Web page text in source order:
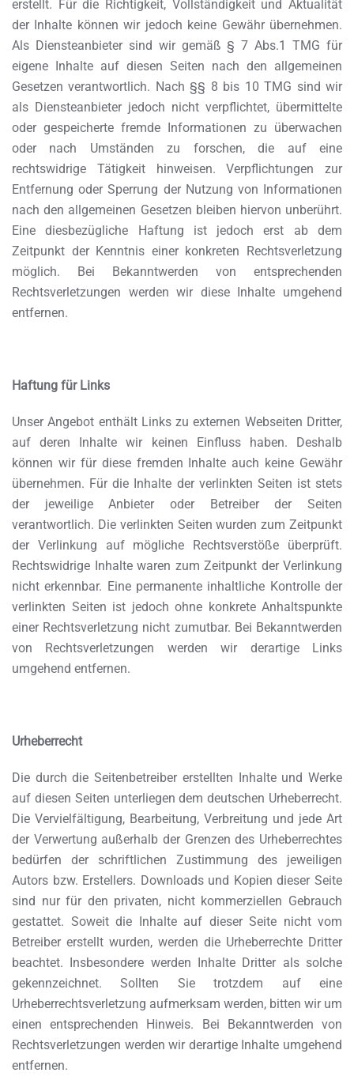
erstellt. Für die Richtigkeit, Vollständigkeit und Aktualität
der Inhalte können wir jedoch keine Gewähr übernehmen.
Als Diensteanbieter sind wir gemäß § 7 Abs.1 TMG für
eigene Inhalte auf diesen Seiten nach den allgemeinen
Gesetzen verantwortlich. Nach §§ 8 bis 10 TMG sind wir
als Diensteanbieter jedoch nicht verpflichtet, übermittelte
oder gespeicherte fremde Informationen zu überwachen
oder nach Umständen zu forschen, die auf eine
rechtswidrige Tätigkeit hinweisen. Verpflichtungen zur
Entfernung oder Sperrung der Nutzung von Informationen
nach den allgemeinen Gesetzen bleiben hiervon unberührt.
Eine diesbezügliche Haftung ist jedoch erst ab dem
Zeitpunkt der Kenntnis einer konkreten Rechtsverletzung
möglich. Bei Bekanntwerden von entsprechenden
Rechtsverletzungen werden wir diese Inhalte umgehend
entfernen.
Haftung für Links
Unser Angebot enthält Links zu externen Webseiten Dritter,
auf deren Inhalte wir keinen Einfluss haben. Deshalb
können wir für diese fremden Inhalte auch keine Gewähr
übernehmen. Für die Inhalte der verlinkten Seiten ist stets
der jeweilige Anbieter oder Betreiber der Seiten
verantwortlich. Die verlinkten Seiten wurden zum Zeitpunkt
der Verlinkung auf mögliche Rechtsverstöße überprüft.
Rechtswidrige Inhalte waren zum Zeitpunkt der Verlinkung
nicht erkennbar. Eine permanente inhaltliche Kontrolle der
verlinkten Seiten ist jedoch ohne konkrete Anhaltspunkte
einer Rechtsverletzung nicht zumutbar. Bei Bekanntwerden
von Rechtsverletzungen werden wir derartige Links
umgehend entfernen.
Urheberrecht
Die durch die Seitenbetreiber erstellten Inhalte und Werke
auf diesen Seiten unterliegen dem deutschen Urheberrecht.
Die Vervielfältigung, Bearbeitung, Verbreitung und jede Art
der Verwertung außerhalb der Grenzen des Urheberrechtes
bedürfen der schriftlichen Zustimmung des jeweiligen
Autors bzw. Erstellers. Downloads und Kopien dieser Seite
sind nur für den privaten, nicht kommerziellen Gebrauch
gestattet. Soweit die Inhalte auf dieser Seite nicht vom
Betreiber erstellt wurden, werden die Urheberrechte Dritter
beachtet. Insbesondere werden Inhalte Dritter als solche
gekennzeichnet. Sollten Sie trotzdem auf eine
Urheberrechtsverletzung aufmerksam werden, bitten wir um
einen entsprechenden Hinweis. Bei Bekanntwerden von
Rechtsverletzungen werden wir derartige Inhalte umgehend
entfernen.